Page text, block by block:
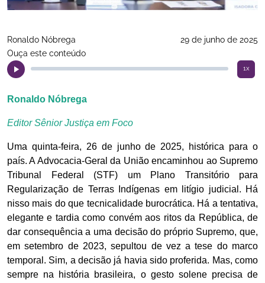
Ronaldo Nóbrega
29 de junho de 2025
Ouça este conteúdo
1x
Ronaldo Nóbrega
Editor Sênior Justiça em Foco
Uma quinta-feira, 26 de junho de 2025, histórica para o
país. A Advocacia-Geral da União encaminhou ao Supremo
Tribunal Federal (STF) um Plano Transitório para
Regularização de Terras Indígenas em litígio judicial. Há
nisso mais do que tecnicalidade burocrática. Há a tentativa,
elegante e tardia como convém aos ritos da República, de
dar consequência a uma decisão do próprio Supremo, que,
em setembro de 2023, sepultou de vez a tese do marco
temporal. Sim, a decisão já havia sido proferida. Mas, como
sempre na história brasileira, o gesto solene precisa de